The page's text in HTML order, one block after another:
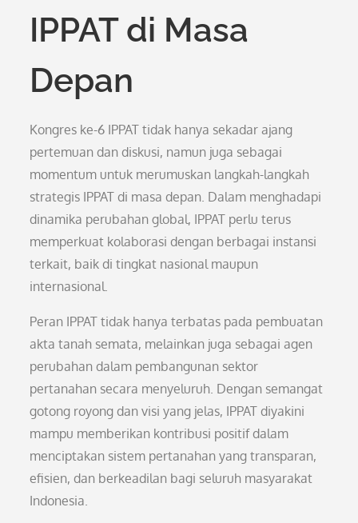
IPPAT di Masa
Depan
Kongres ke-6 IPPAT tidak hanya sekadar ajang
pertemuan dan diskusi, namun juga sebagai
momentum untuk merumuskan langkah-langkah
strategis IPPAT di masa depan. Dalam menghadapi
dinamika perubahan global, IPPAT perlu terus
memperkuat kolaborasi dengan berbagai instansi
terkait, baik di tingkat nasional maupun
internasional.
Peran IPPAT tidak hanya terbatas pada pembuatan
akta tanah semata, melainkan juga sebagai agen
perubahan dalam pembangunan sektor
pertanahan secara menyeluruh. Dengan semangat
gotong royong dan visi yang jelas, IPPAT diyakini
mampu memberikan kontribusi positif dalam
menciptakan sistem pertanahan yang transparan,
efisien, dan berkeadilan bagi seluruh masyarakat
Indonesia.